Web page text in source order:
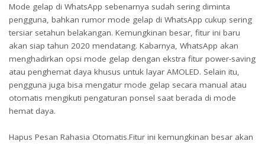
Mode gelap di WhatsApp sebenarnya sudah sering diminta
pengguna, bahkan rumor mode gelap di WhatsApp cukup sering
tersiar setahun belakangan. Kemungkinan besar, fitur ini baru
akan siap tahun 2020 mendatang. Kabarnya, WhatsApp akan
menghadirkan opsi mode gelap dengan ekstra fitur power-saving
atau penghemat daya khusus untuk layar AMOLED. Selain itu,
pengguna juga bisa mengatur mode gelap secara manual atau
otomatis mengikuti pengaturan ponsel saat berada di mode
hemat daya.
Hapus Pesan Rahasia Otomatis.Fitur ini kemungkinan besar akan